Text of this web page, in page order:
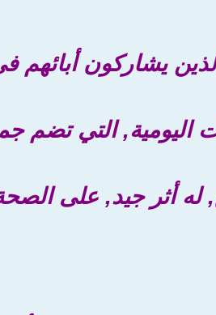
يشاركون أبائهم
اليومية, التي تضم
أثر جيد, على الصحة